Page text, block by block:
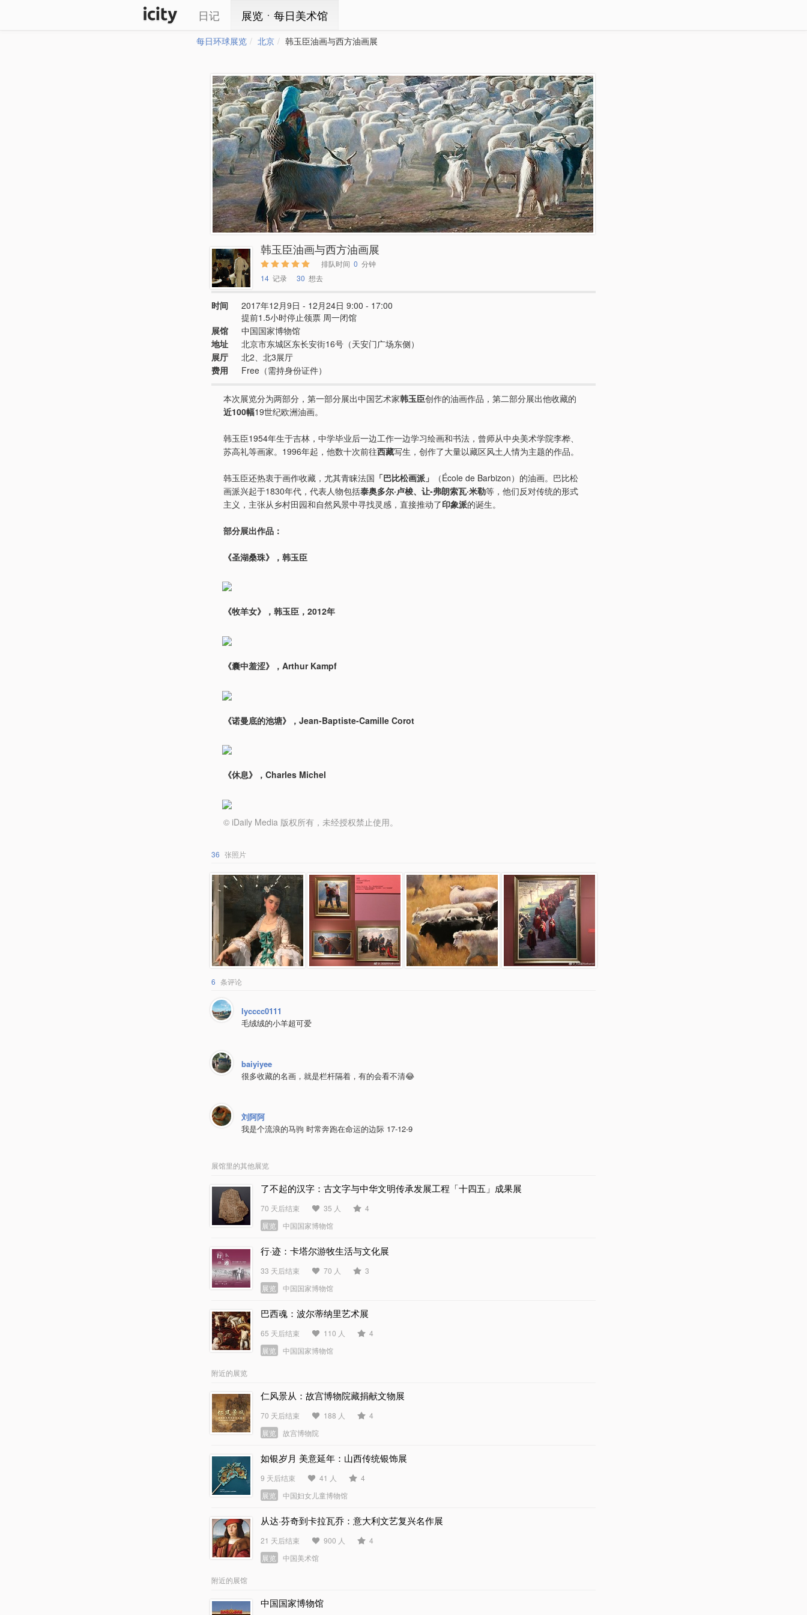
日记 展览ㆍ每日美术馆
每日环球展览 北京 韩玉臣油画与西方油画展
韩玉臣油画与西方油画展
排队时间 0 分钟
14 记录 30 想去
时间
2017年12月9日 - 12月24日 9:00 - 17:00
提前1.5小时停止领票 周一闭馆
展馆
中国国家博物馆
地址
北京市东城区东长安街16号（天安门广场东侧）
展厅
北2、北3展厅
费用
Free（需持身份证件）
本次展览分为两部分，第一部分展出中国艺术家韩玉臣创作的油画作品，第二部分展出他收藏的
近100幅19世纪欧洲油画。
韩玉臣1954年生于吉林，中学毕业后一边工作一边学习绘画和书法，曾师从中央美术学院李桦、
苏高礼等画家。1996年起，他数十次前往西藏写生，创作了大量以藏区风土人情为主题的作品。
韩玉臣还热衷于画作收藏，尤其青睐法国 「巴比松画派」
（École de Barbizon）的油画。巴比松
画派兴起于1830年代，代表人物包括泰奥多尔·卢梭、让-弗朗索瓦·米勒等，他们反对传统的形式
主义，主张从乡村田园和自然风景中寻找灵感，直接推动了印象派的诞生。
部分展出作品：
《圣湖桑珠》，韩玉臣
《牧羊女》，韩玉臣，2012年
《囊中羞涩》，Arthur Kampf
《诺曼底的池塘》，Jean-Baptiste-Camille Corot
《休息》，Charles Michel
© iDaily Media 版权所有，未经授权禁止使用。
36 张照片
6 条评论
lycccc0111
毛绒绒的小羊超可爱
baiyiyee
很多收藏的名画，就是栏杆隔着，有的会看不清😂
刘阿阿
我是个流浪的马驹 时常奔跑在命运的边际 17-12-9
展馆里的其他展览
了不起的汉字：古文字与中华文明传承发展工程「十四五」成果展
70 天后结束 35 人
4
展览
中国国家博物馆
行·迹：卡塔尔游牧生活与文化展
33 天后结束 70 人
3
展览
中国国家博物馆
巴西魂：波尔蒂纳里艺术展
65 天后结束 110 人
4
展览
中国国家博物馆
附近的展览
仁风景从：故宫博物院藏捐献文物展
70 天后结束 188 人
4
展览
故宫博物院
如银岁月 美意延年：山西传统银饰展
9 天后结束 41 人
4
展览
中国妇女儿童博物馆
从达·芬奇到卡拉瓦乔：意大利文艺复兴名作展
21 天后结束 900 人
4
展览
中国美术馆
附近的展馆
中国国家博物馆